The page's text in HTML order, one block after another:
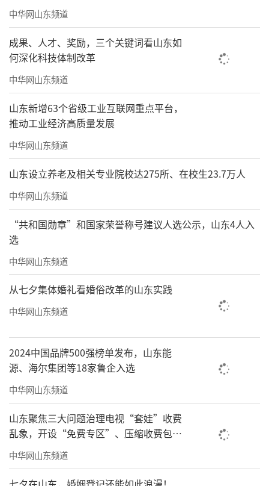
中华网山东频道
成果、人才、奖励，三个关键词看山东如
何深化科技体制改革
中华网山东频道
山东新增63个省级工业互联网重点平台，
推动工业经济高质量发展
中华网山东频道
山东设立养老及相关专业院校达275所、在校生23.7万人
中华网山东频道
“共和国勋章”和国家荣誉称号建议人选公示，山东4人入
选
中华网山东频道
从七夕集体婚礼看婚俗改革的山东实践
中华网山东频道
2024中国品牌500强榜单发布，山东能
源、海尔集团等18家鲁企入选
中华网山东频道
山东聚焦三大问题治理电视“套娃”收费
乱象，开设“免费专区”、压缩收费包比
例70%以上
中华网山东频道